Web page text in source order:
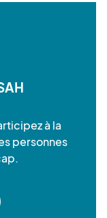
à la
personnes